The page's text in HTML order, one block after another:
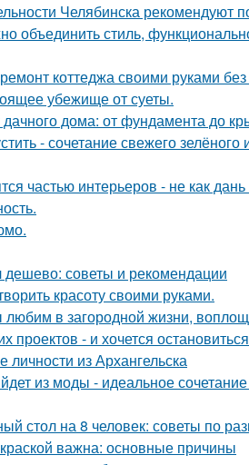
Челябинска рекомендуют
объединить стиль,
коттеджа своими руками
убежище от суеты.
дома: от фундамента до
- сочетание свежего
частью интерьеров - не как
дешево: советы и рекомендации
красоту своими руками.
в загородной жизни,
- и хочется
из Архангельска
из моды - идеальное
стол на 8 человек: советы по
важна: основные причины